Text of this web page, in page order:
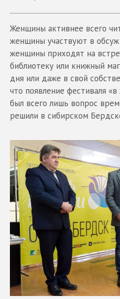
Женщины активнее всего
женщины участвуют в
женщины приходят на
библиотеку или книжный
дня или даже в свой
что появление фестиваля
был всего лишь вопрос
решили в сибирском